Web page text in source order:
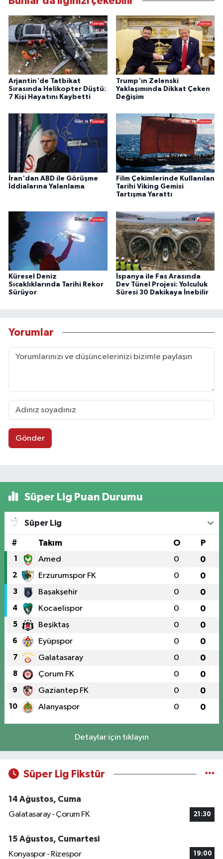
Arjantin'de Tatbikat
Sırasında Helikopter Düştü:
7 Kişi Hayatını Kaybetti
Trump'ın Zelenski
Yaklaşımında Dikkat Çeken
Değişim
İran'dan ABD ile Görüşme
İddialarına Yalanlama
Film Çekimlerinde Kullanılan
Tarihi Viking Gemisi
Tartışma Yarattı
Küresel Deniz
Sıcaklıklarında Tarihi Rekor
Sürüyor
İspanya ile Fas Arasında
Dev Tünel Projesi: Yolculuk
Süresi 30 Dakikaya İnebilir
Yorumlar
Gönder
Süper Lig Puan Durumu
Süper Lig
# Takım O P
1 Amed 0 0
2 Erzurumspor FK 0 0
3 Başakşehir 0 0
4 Kocaelispor 0 0
5 Beşiktaş 0 0
6 Eyüpspor 0 0
7 Galatasaray 0 0
8 Çorum FK 0 0
9 Gaziantep FK 0 0
10 Alanyaspor 0 0
Detaylar için tıklayın
Süper Lig Fikstür
14 Ağustos, Cuma
Galatasaray - Çorum FK
21:30
15 Ağustos, Cumartesi
Konyaspor - Rizespor
19:00